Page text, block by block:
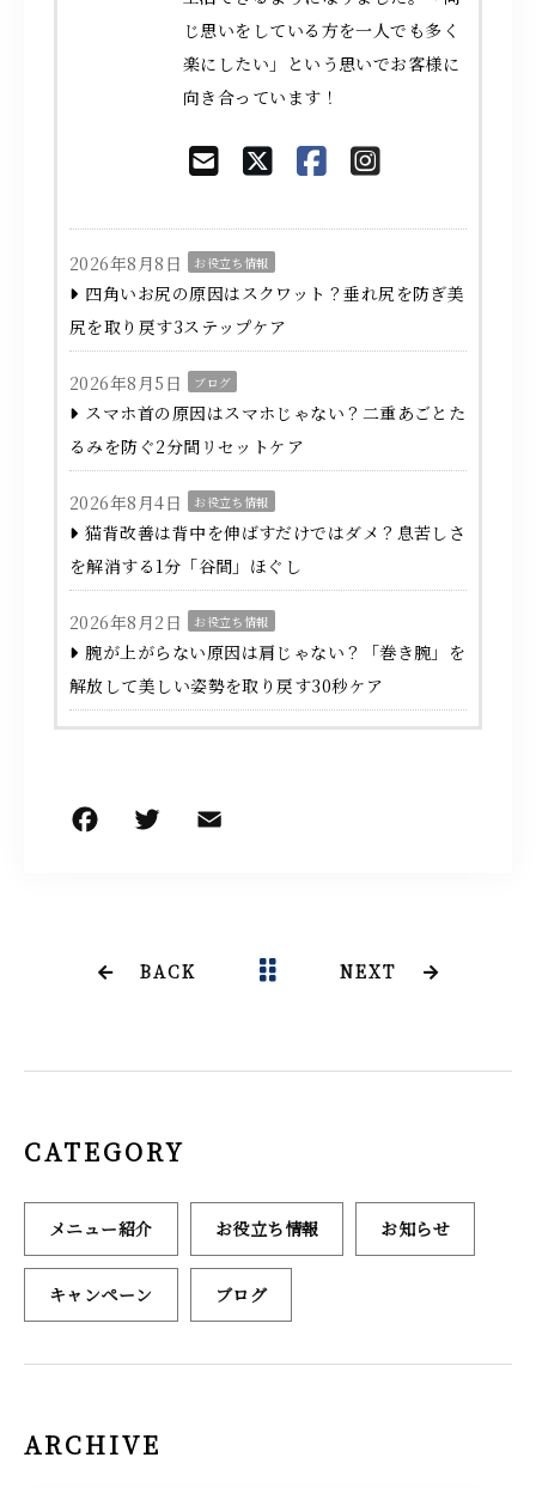
じ思いをしている方を一人でも多く
楽にしたい」という思いでお客様に
向き合っています！
2026年8月8日 お役立ち情報
四角いお尻の原因はスクワット？垂れ尻を防ぎ美
尻を取り戻す3ステップケア
2026年8月5日 ブログ
スマホ首の原因はスマホじゃない？二重あごとた
るみを防ぐ2分間リセットケア
2026年8月4日 お役立ち情報
猫背改善は背中を伸ばすだけではダメ？息苦しさ
を解消する1分「谷間」ほぐし
2026年8月2日 お役立ち情報
腕が上がらない原因は肩じゃない？「巻き腕」を
解放して美しい姿勢を取り戻す30秒ケア
b
k
r
BACK NEXT
CATEGORY
メニュー紹介 お役立ち情報 お知らせ
キャンペーン ブログ
ARCHIVE